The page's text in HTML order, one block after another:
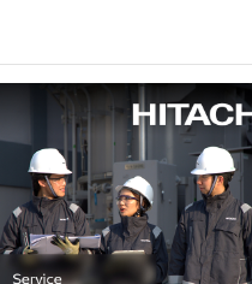
ยูเนี่ยน เทค เอ็นจิเนียริ่ง
บริษัท